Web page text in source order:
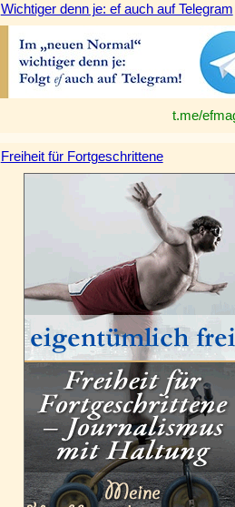
Wichtiger denn je: ef auch auf Telegram
t.me/
Freiheit für Fortgeschrittene